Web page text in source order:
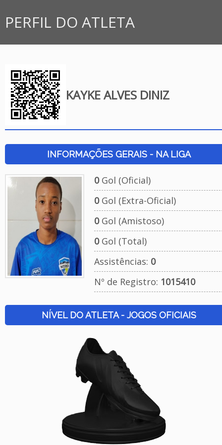
PERFIL DO ATLETA
KAYKE ALVES DINIZ
INFORMAÇÕES GERAIS - NA LIGA
0Gol (Oficial)
0Gol (Extra-Oficial)
0Gol (Amistoso)
0Gol (Total)
Assistências: 0
Nº de Registro: 1015410
NÍVEL DO ATLETA - JOGOS OFICIAIS